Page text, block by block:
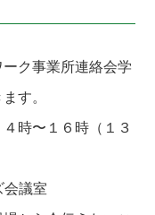
ク事業所連絡会学
す。
時〜１６時（１３
会議室